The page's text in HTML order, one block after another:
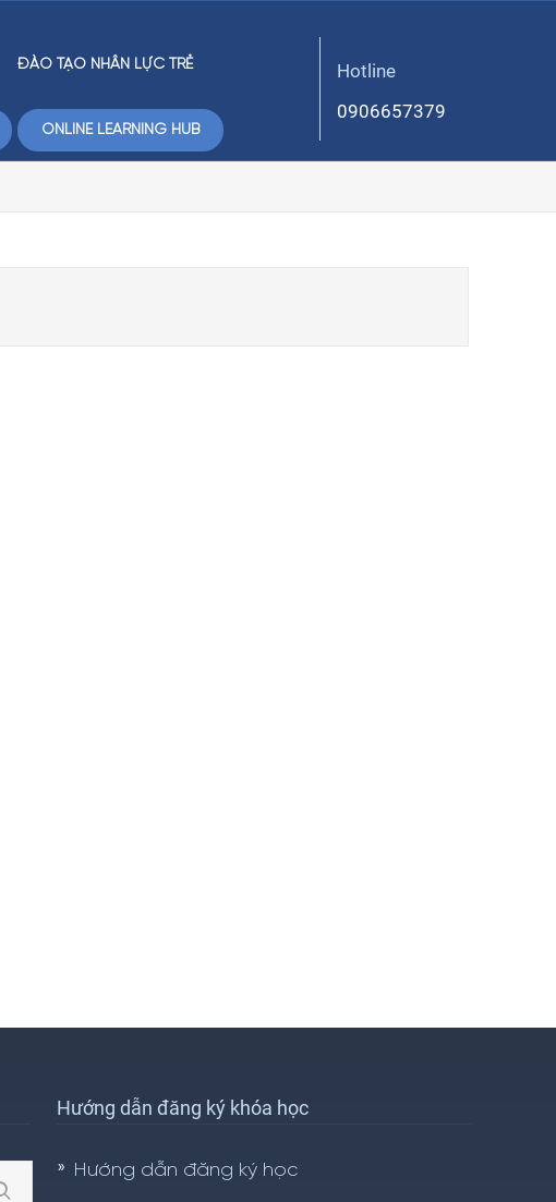
ĐÀO TẠO NHÂN LỰC TRẺ
ONLINE LEARNING HUB
Hotline
0906657379
Hướng dẫn đăng ký khóa học
Hướng dẫn đăng ký học